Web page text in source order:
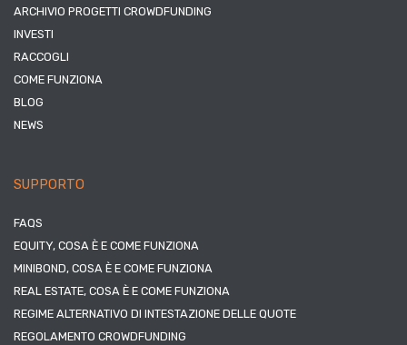
ARCHIVIO PROGETTI CROWDFUNDING
INVESTI
RACCOGLI
COME FUNZIONA
BLOG
NEWS
SUPPORTO
FAQS
EQUITY, COSA È E COME FUNZIONA
MINIBOND, COSA È E COME FUNZIONA
REAL ESTATE, COSA È E COME FUNZIONA
REGIME ALTERNATIVO DI INTESTAZIONE DELLE QUOTE
REGOLAMENTO CROWDFUNDING